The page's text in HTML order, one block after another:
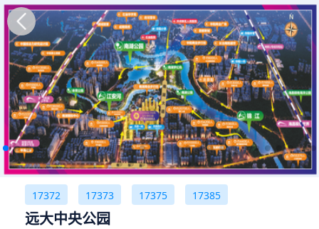
17372 17373 17375 17385
远大中央公园